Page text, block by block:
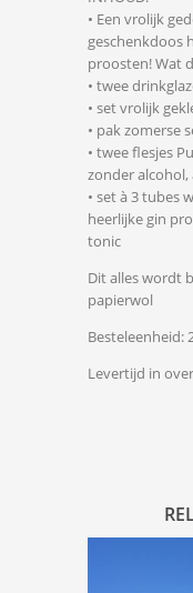
• Een vrolijk
geschenkdoos
proosten! Wat
• twee
• set vrolijk
• pak zomerse
• twee flesjes
zonder alcohol,
• set à 3 tubes
heerlijke gin
tonic
Dit alles wordt
papierwol
Besteleenheid:
Levertijd in